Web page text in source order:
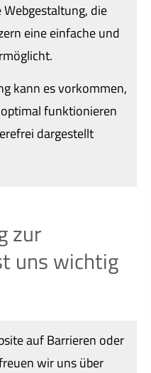
die
eine einfache und
kann es vorkommen,
funktionieren
dargestellt
zur
uns wichtig
auf Barrieren oder
wir uns über